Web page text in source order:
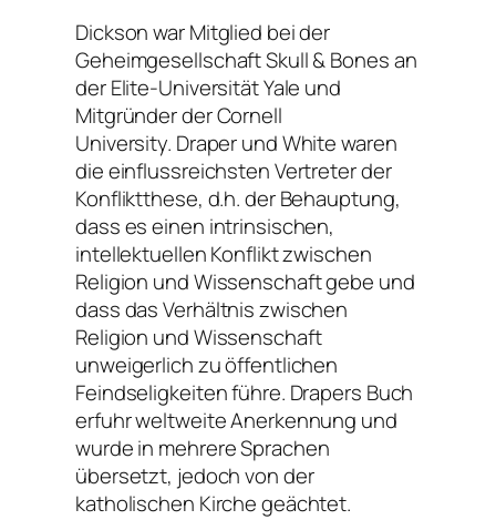
Dickson war Mitglied bei der
Geheimgesellschaft Skull & Bones an
der Elite-Universität Yale und
Mitgründer der Cornell
University. Draper und White waren
die einflussreichsten Vertreter der
Konfliktthese, d.h. der Behauptung,
dass es einen intrinsischen,
intellektuellen Konflikt zwischen
Religion und Wissenschaft gebe und
dass das Verhältnis zwischen
Religion und Wissenschaft
unweigerlich zu öffentlichen
Feindseligkeiten führe. Drapers Buch
erfuhr weltweite Anerkennung und
wurde in mehrere Sprachen
übersetzt, jedoch von der
katholischen Kirche geächtet.